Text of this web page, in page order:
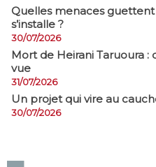
Quelles menaces
s’installe ?
30/07/2026
Mort de Heirani Taruoura
vue
31/07/2026
Un projet qui vire au
30/07/2026